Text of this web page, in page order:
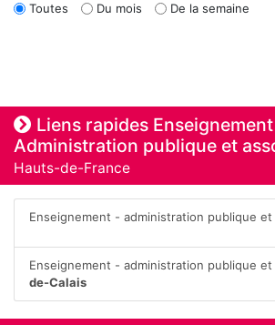
Toutes
Du mois De la semaine
Liens rapides
Administration publique et
Hauts-de-France
Enseignement - administration publique
Enseignement - administration publique
de-Calais